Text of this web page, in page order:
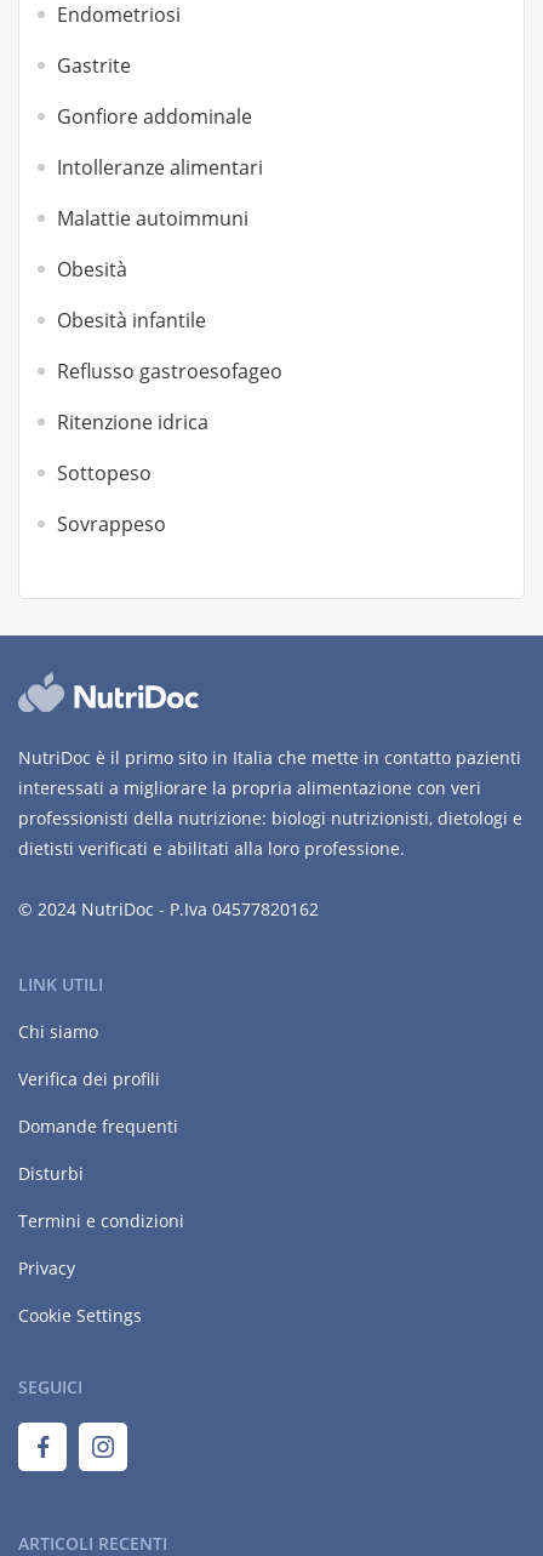
Endometriosi
Gastrite
Gonfiore addominale
Intolleranze alimentari
Malattie autoimmuni
Obesità
Obesità infantile
Reflusso gastroesofageo
Ritenzione idrica
Sottopeso
Sovrappeso
NutriDoc è il primo sito in Italia che mette in contatto pazienti
interessati a migliorare la propria alimentazione con veri
professionisti della nutrizione: biologi nutrizionisti, dietologi e
dietisti verificati e abilitati alla loro professione.
© 2024 NutriDoc - P.Iva 04577820162
LINK UTILI
Chi siamo
Verifica dei profili
Domande frequenti
Disturbi
Termini e condizioni
Privacy
Cookie Settings
SEGUICI
ARTICOLI RECENTI